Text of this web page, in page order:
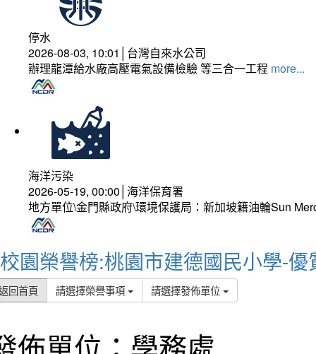
停水
2026-08-03, 10:01│台灣自來水公司
辦理龍潭給水廠高壓電氣設備檢驗 等三合一工程 more...
海洋污染
2026-05-19, 00:00│海洋保育署
地方單位\金門縣政府\環境保護局：新加坡籍油輪Sun
校園榮譽榜:桃園市建德國民小學-優
回首頁 請選擇榮譽事項 請選擇發佈單位
佈單位：學務處